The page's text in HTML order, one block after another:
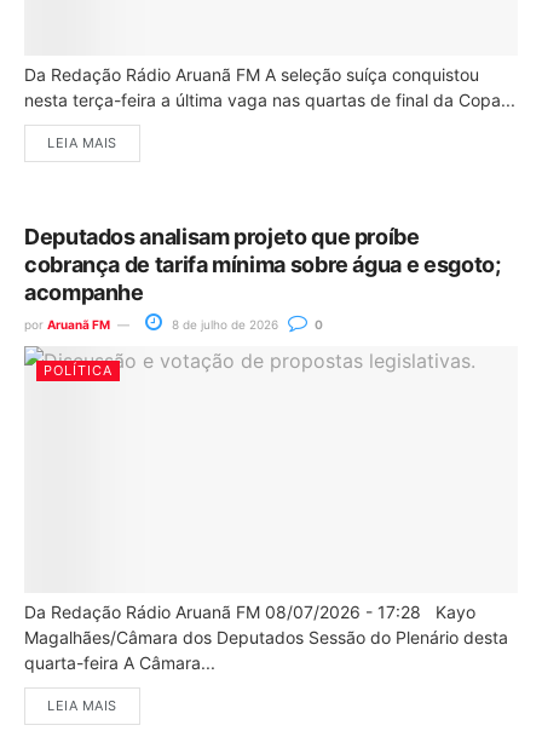
Da Redação Rádio Aruanã FM A seleção suíça conquistou
nesta terça-feira a última vaga nas quartas de final da Copa...
LEIA MAIS
Deputados analisam projeto que proíbe
cobrança de tarifa mínima sobre água e esgoto;
acompanhe
por Aruanã FM 8 de julho de 2026 0
POLÍTICA
Da Redação Rádio Aruanã FM 08/07/2026 - 17:28 Kayo
Magalhães/Câmara dos Deputados Sessão do Plenário desta
quarta-feira A Câmara...
LEIA MAIS